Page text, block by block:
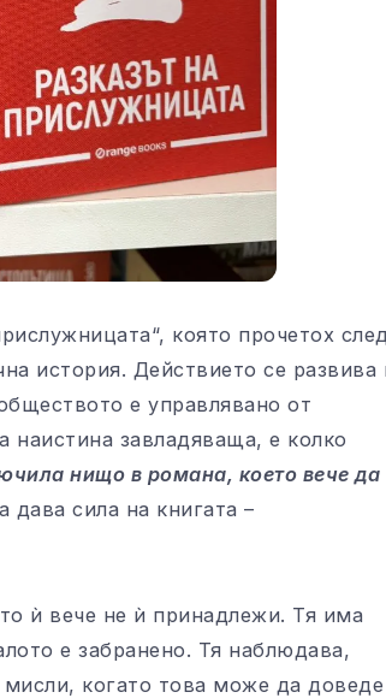
която прочетох след
история. Действието се развива
е управлявано от
наистина завладяваща, е колко
нищо в романа, което вече да
дава сила на книгата –
ѝ вече не ѝ принадлежи. Тя има
е забранено. Тя наблюдава,
когато това може да доведе